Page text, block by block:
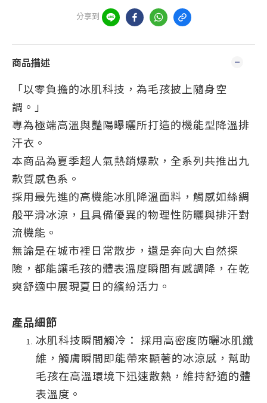
分享到
商品描述
「以零負擔的冰肌科技，為毛孩披上隨身空
調。」
專為極端高溫與豔陽曝曬所打造的機能型降溫排
汗衣。
本商品為夏季超人氣熱銷爆款，全系列共推出九
款質感色系。
採用最先進的高機能冰肌降溫面料，觸感如絲綢
般平滑冰涼，且具備優異的物理性防曬與排汗對
流機能。
無論是在城市裡日常散步，還是奔向大自然探
險，都能讓毛孩的體表溫度瞬間有感調降，在乾
爽舒適中展現夏日的繽紛活力。
產品細節
冰肌科技瞬間觸冷： 採用高密度防曬冰肌纖
維，觸膚瞬間即能帶來顯著的冰涼感，幫助
毛孩在高溫環境下迅速散熱，維持舒適的體
表溫度。